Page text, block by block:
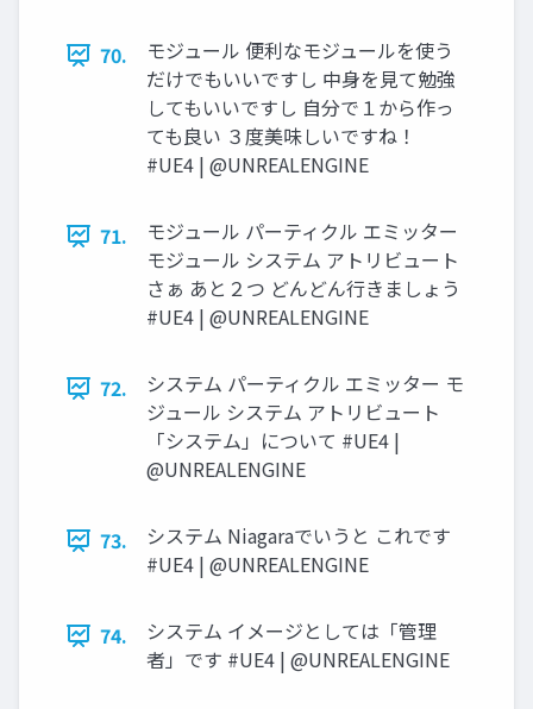
70.
モジュール 便利なモジュールを使う
だけでもいいですし 中身を見て勉強
してもいいですし 自分で１から作っ
ても良い ３度美味しいですね！
#UE4 | @UNREALENGINE
71.
モジュール パーティクル エミッター
モジュール システム アトリビュート
さぁ あと２つ どんどん行きましょう
#UE4 | @UNREALENGINE
72.
システム パーティクル エミッター モ
ジュール システム アトリビュート
「システム」について #UE4 |
@UNREALENGINE
73.
システム Niagaraでいうと これです
#UE4 | @UNREALENGINE
74.
システム イメージとしては「管理
者」です #UE4 | @UNREALENGINE